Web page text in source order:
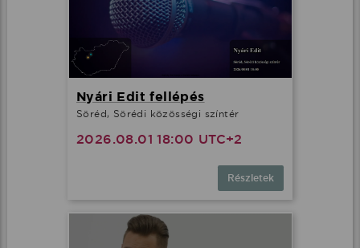
Nyári Edit fellépés
Söréd, Sörédi közösségi színtér
2026.08.01 18:00 UTC+2
Részletek